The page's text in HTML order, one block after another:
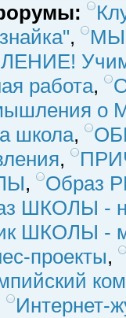
,
МЫ
работа,
о
школа,
,
, Образ
ШКОЛЫ -
ШКОЛЫ -
проекты,
Интернет-